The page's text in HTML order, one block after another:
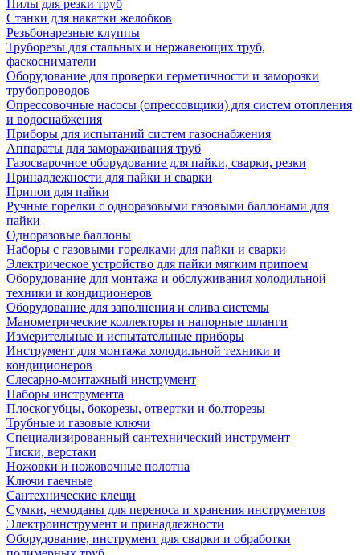
Пилы для резки труб
Станки для накатки желобков
Резьбонарезные клуппы
Труборезы для стальных и нержавеющих труб,
фаскосниматели
Оборудование для проверки герметичности и заморозки
трубопроводов
Опрессовочные насосы (опрессовщики) для систем отопления
и водоснабжения
Приборы для испытаний систем газоснабжения
Аппараты для замораживания труб
Газосварочное оборудование для пайки, сварки, резки
Принадлежности для пайки и сварки
Припои для пайки
Ручные горелки с одноразовыми газовыми баллонами для
пайки
Одноразовые баллоны
Наборы с газовыми горелками для пайки и сварки
Электрическое устройство для пайки мягким припоем
Оборудование для монтажа и обслуживания холодильной
техники и кондиционеров
Оборудование для заполнения и слива системы
Манометрические коллекторы и напорные шланги
Измерительные и испытательные приборы
Инструмент для монтажа холодильной техники и
кондиционеров
Слесарно-монтажный инструмент
Наборы инструмента
Плоскогубцы, бокорезы, отвертки и болторезы
Трубные и газовые ключи
Специализированный сантехнический инструмент
Тиски, верстаки
Ножовки и ножовочные полотна
Ключи гаечные
Сантехнические клещи
Сумки, чемоданы для переноса и хранения инструментов
Электроинструмент и принадлежности
Оборудование, инструмент для сварки и обработки